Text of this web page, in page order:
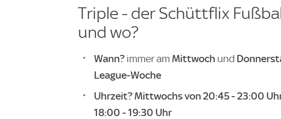
Triple - der Schüttflix
und wo?
Wann?immer am Mittwoch und
League-Woche
Uhrzeit? Mittwochs von 20:45 - 23:00
18:00 - 19:30 Uhr